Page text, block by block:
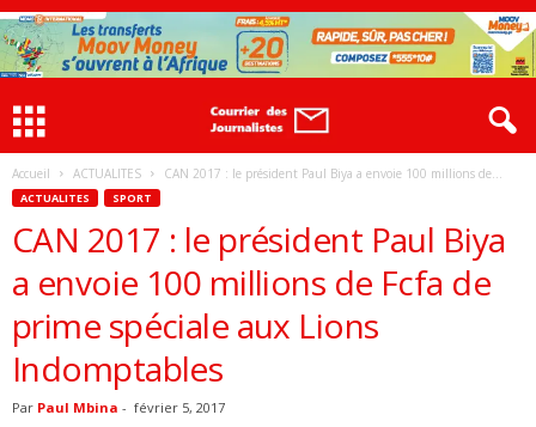
Accueil ACTUALITES CAN 2017 : le président Paul Biya a envoie 100 millions de...
ACTUALITES SPORT
CAN 2017 : le président Paul Biya
a envoie 100 millions de Fcfa de
prime spéciale aux Lions
Indomptables
Par Paul Mbina - février 5, 2017